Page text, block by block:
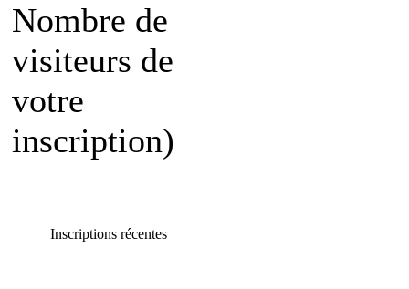
Nombre de
visiteurs de
votre
inscription)
Inscriptions récentes